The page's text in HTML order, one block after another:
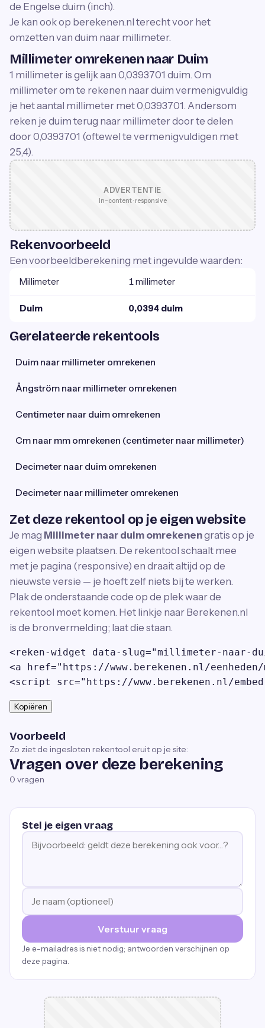
de Engelse duim (inch).
Je kan ook op berekenen.nl terecht voor het
omzetten van duim naar millimeter.
Millimeter omrekenen naar Duim
1 millimeter is gelijk aan 0,0393701 duim. Om
millimeter om te rekenen naar duim vermenigvuldig
je het aantal millimeter met 0,0393701. Andersom
reken je duim terug naar millimeter door te delen
door 0,0393701 (oftewel te vermenigvuldigen met
25,4).
ADVERTENTIE
In-content · responsive
Rekenvoorbeeld
Een voorbeeldberekening met ingevulde waarden:
Millimeter 1 millimeter
Duim 0,0394 duim
Gerelateerde rekentools
Duim naar millimeter omrekenen
Ångström naar millimeter omrekenen
Centimeter naar duim omrekenen
Cm naar mm omrekenen (centimeter naar millimeter)
Decimeter naar duim omrekenen
Decimeter naar millimeter omrekenen
Zet deze rekentool op je eigen website
Je mag Millimeter naar duim omrekenengratis op je
eigen website plaatsen. De rekentool schaalt mee
met je pagina (responsive) en draait altijd op de
nieuwste versie — je hoeft zelf niets bij te werken.
Plak de onderstaande code op de plek waar de
rekentool moet komen. Het linkje naar Berekenen.nl
is de bronvermelding; laat die staan.
<reken-widget data-slug="millimeter-naar-
<a href="https://www.berekenen.nl/
<script src="https://www.berekenen.nl/
Kopiëren
Voorbeeld
Zo ziet de ingesloten rekentool eruit op je site:
Vragen over deze berekening
0 vragen
Stel je eigen vraag
Verstuur vraag
Je e-mailadres is niet nodig; antwoorden verschijnen op
deze pagina.